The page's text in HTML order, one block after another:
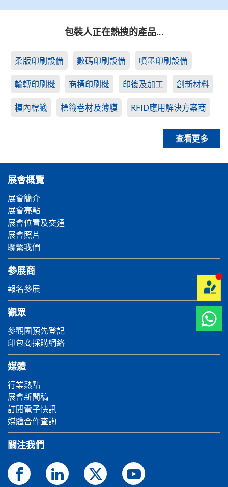
包裝人正在熱搜的產品…
柔版印刷設備 數碼印刷設備 噴墨印刷設備
輪轉印刷機 商標印刷機 印後及加工 創新材料
模內標籤 標籤卷材及薄膜 RFID應用解決方案商
查看更多
展會概覽
展會簡介
展會亮點
展會位置及交通
展會照片
聯繫我們
參展商
報名參展
觀眾
參觀團預先登記
印包商採購網絡
媒體
行業熱點
展會新聞稿
訂閱電子快訊
媒體合作査詢
關注我們